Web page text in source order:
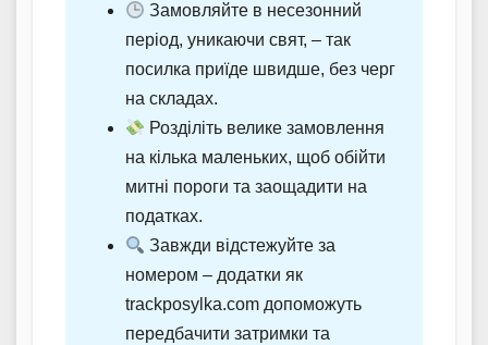
Замовляйте в несезонний
період, уникаючи свят, – так
посилка приїде швидше, без черг
на складах.
Розділіть велике замовлення
на кілька маленьких, щоб обійти
митні пороги та заощадити на
податках.
Завжди відстежуйте за
номером – додатки як
trackposylka.com допоможуть
передбачити затримки та